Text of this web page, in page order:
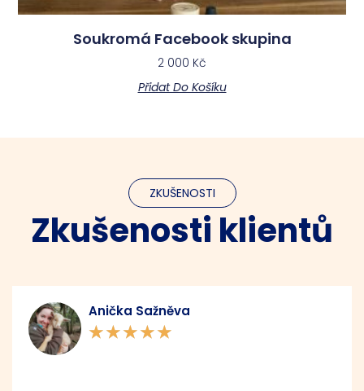
Soukromá Facebook skupina
2 000 Kč
Přidat Do Košíku
ZKUŠENOSTI
Zkušenosti klientů
Lucie Ouřeníková
★★★★★